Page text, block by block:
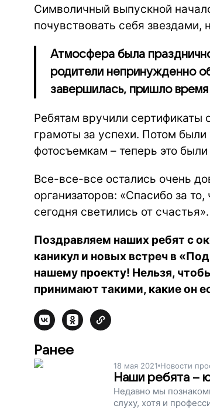
Символичный выпускной
почувствовать себя
Атмосфера была
родители непринужденно
завершилась, пришло
Ребятам вручили сертификаты
грамоты за успехи. Потом были
фотосъемкам – теперь это
Все-все-все остались очень
организаторов: «Спасибо за
сегодня светились от счастья».
Поздравляем наших ребят с
каникул и новых встреч в
нашему проекту! Нельзя,
принимают такими, какие он
Ранее
18 мая 2021 Новости
Наши ребята –
Недавно мы
слуху, хотя и